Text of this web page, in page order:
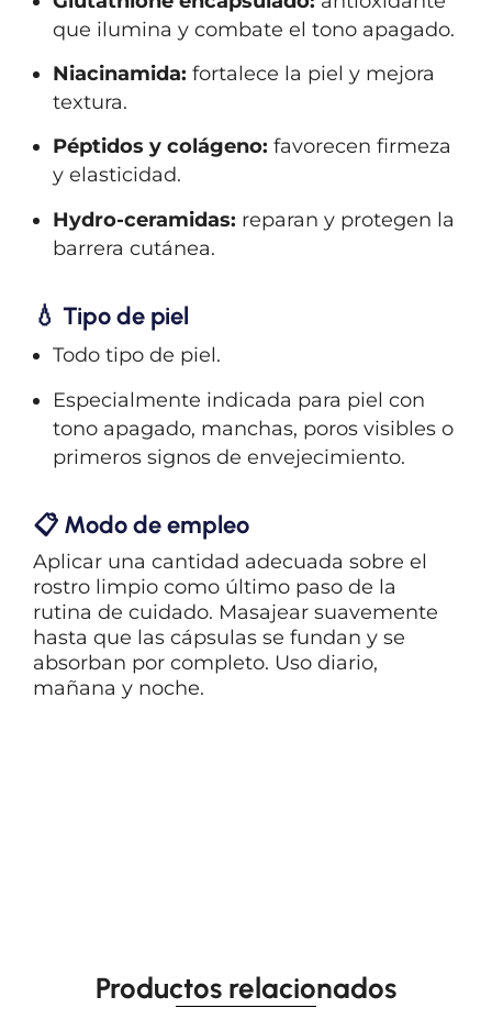
que ilumina y combate el tono apagado.
Niacinamida: fortalece la piel y mejora
textura.
Péptidos y colágeno: favorecen firmeza
y elasticidad.
Hydro-ceramidas: reparan y protegen la
barrera cutánea.
💧 Tipo de piel
Todo tipo de piel.
Especialmente indicada para piel con
tono apagado, manchas, poros visibles o
primeros signos de envejecimiento.
📋 Modo de empleo
Aplicar una cantidad adecuada sobre el
rostro limpio como último paso de la
rutina de cuidado. Masajear suavemente
hasta que las cápsulas se fundan y se
absorban por completo. Uso diario,
mañana y noche.
Productos relacionados